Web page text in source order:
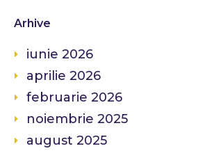
Arhive
iunie 2026
aprilie 2026
februarie 2026
noiembrie 2025
august 2025